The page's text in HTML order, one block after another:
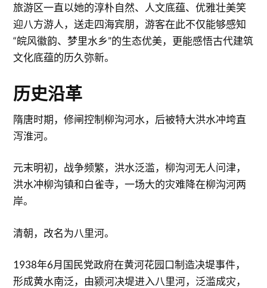
旅游区一直以她的淳朴自然、人文底蕴、优雅壮美笑
迎八方游人，送走四海宾朋，游客在此不仅能够感知
“皖风徽韵、梦里水乡”的生态优美，更能感悟古代建筑
文化底蕴的历久弥新。
历史沿革
隋唐时期，修闸控制柳沟河水，后被特大洪水冲垮直
泻淮河。
元末明初，战争频繁，洪水泛滥，柳沟河无人问津，
洪水冲柳沟镇和白雀寺，一场大的灾难降在柳沟河两
岸。
清朝，改名为八里河。
1938年6月国民党政府在黄河花园口制造决堤事件，
形成黄水南泛，由颍河决堤进入八里河，泛滥成灾，